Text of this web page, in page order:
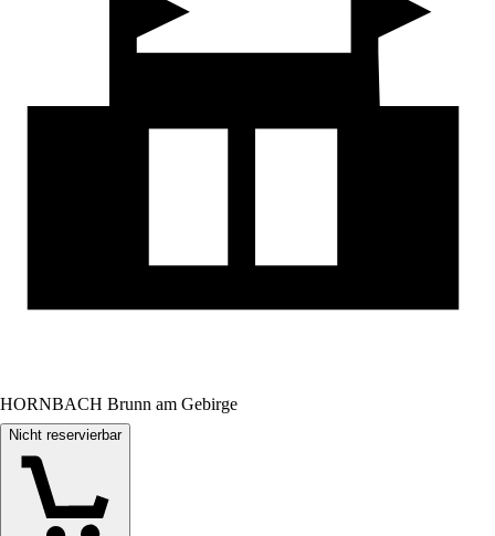
HORNBACH Brunn am Gebirge
Nicht reservierbar